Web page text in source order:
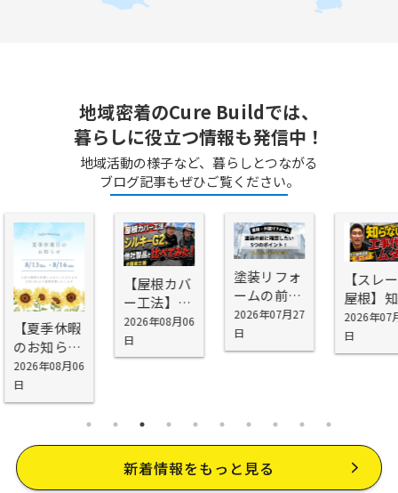
地域密着のCure Buildでは、
暮らしに役立つ情報も発信中！
地域活動の様子など、暮らしとつながる
ブログ記事もぜひご覧ください。
夏季休暇
お知ら
】年08月06
【屋根カバ
ー工法】シ
スキーG2を
お勧めする
理由
2026年08月06
塗装リフォ
ームの前に
確認したい
5つの場所
｜外壁塗装
ト
2026年07月27
【スレート
屋根】知ら
ないと工事
代が無駄に
なる！屋根
理由
2026年07月
新着情報をもっと見る